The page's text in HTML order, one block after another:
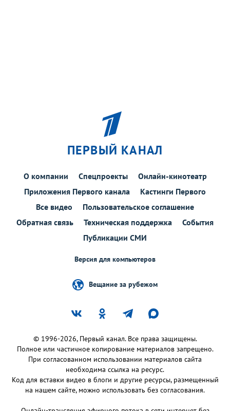
ПЕРВЫЙ КАНАЛ
О компании Спецпроекты
Онлайн-кинотеатр
Приложения Первого канала
Кастинги Первого
Все видео
Пользовательское соглашение
Обратная связь
Техническая поддержка
События
Публикации СМИ
Версия для компьютеров
Вещание за рубежом
© 1996-2026, Первый канал. Все права защищены.
Полное или частичное копирование материалов запрещено.
При согласованном использовании материалов сайта
необходима ссылка на ресурс.
Код для вставки видео в блоги и другие ресурсы, размещенный
на нашем сайте, можно использовать без согласования.